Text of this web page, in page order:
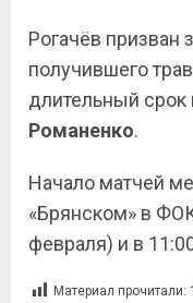
Рогачёв призван
получившего
длительный срок
Романенко.
Начало матчей
«Брянском» в
февраля) и в
Материал прочитали: